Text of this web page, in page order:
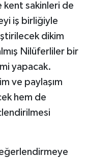
kent sakinleri de
iş birliğiyle
dikim
Nilüferliler bir
yapacak.
ve paylaşım
hem de